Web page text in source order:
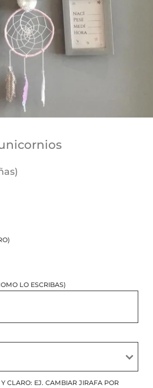
LO ESCRIBAS)
CLARO: EJ. CAMBIAR JIRAFA POR